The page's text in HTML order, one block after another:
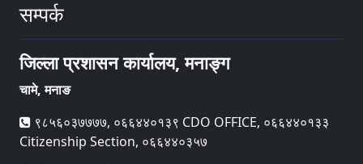
सम्पर्क
जिल्ला प्रशासन कार्यालय, मनाङ्ग
चामे, मनाङ
९८५६०३७७७७, ०६६४४०१३९ CDO OFFICE, ०६६४४०१३३
Citizenship Section, ०६६४४०३५७